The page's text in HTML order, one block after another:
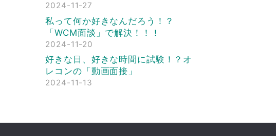
2024-11-27
私って何か好きなんだろう！？
「WCM面談」で解決！！！
2024-11-20
好きな日、好きな時間に試験！？オ
レコンの「動画面接」
2024-11-13